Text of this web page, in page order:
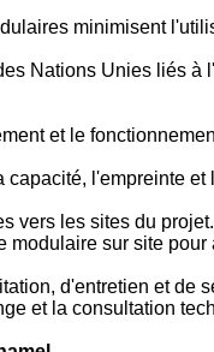
minimisent
Nations Unies liés à
et le
capacité, l'empreinte et
vers les sites du projet.
modulaire sur site pour
d'entretien et de
et la consultation